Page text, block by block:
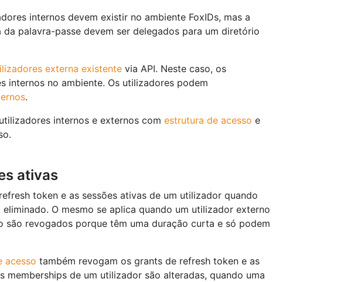
internos devem existir no ambiente FoxIDs, mas a
palavra-passe devem ser delegados para um diretório
externa existente via API. Neste caso, os
internos no ambiente. Os utilizadores podem
.
internos e externos com estrutura de acesso e
ativas
token e as sessões ativas de um utilizador quando
O mesmo se aplica quando um utilizador externo
revogados porque têm uma duração curta e só podem
acesso também revogam os grants de refresh token e as
memberships de um utilizador são alteradas, quando uma